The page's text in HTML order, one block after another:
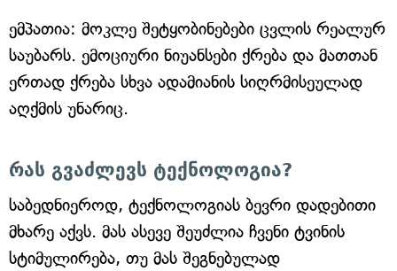
ემპათია: მოკლე შეტყობინებები ცვლის რეალურ
საუბარს. ემოციური ნიუანსები ქრება და მათთან
ერთად ქრება სხვა ადამიანის სიღრმისეულად
აღქმის უნარიც.
რას გვაძლევს ტექნოლოგია?
საბედნიეროდ, ტექნოლოგიას ბევრი დადებითი
მხარე აქვს. მას ასევე შეუძლია ჩვენი ტვინის
სტიმულირება, თუ მას შეგნებულად